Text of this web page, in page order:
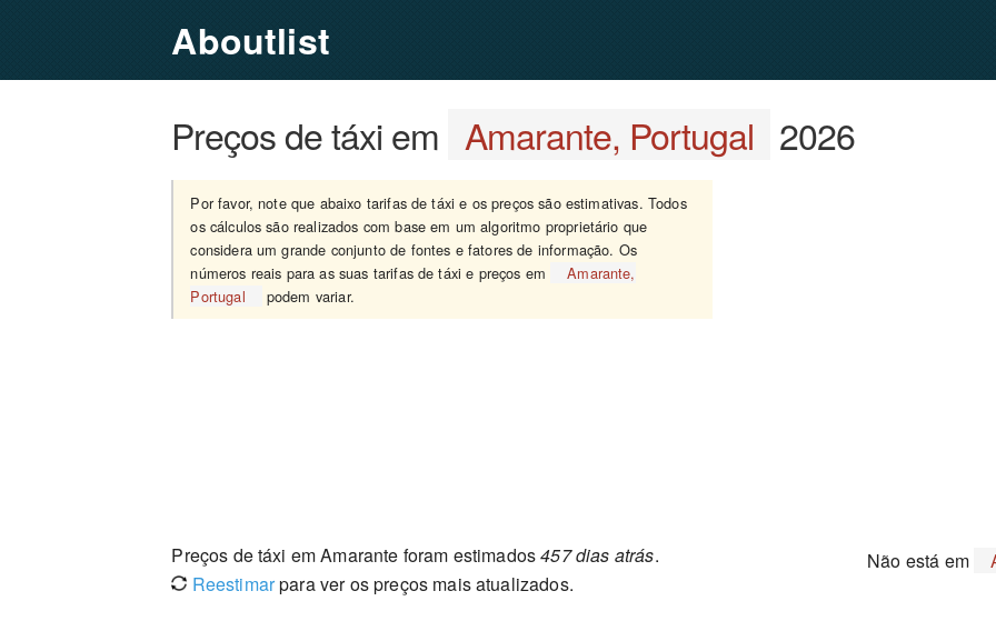
Aboutlist
Preços de táxi em Amarante, Portugal 2026
Por favor, note que abaixo tarifas de táxi e os preços são estimativas. Todos
os cálculos são realizados com base em um algoritmo proprietário que
considera um grande conjunto de fontes e fatores de informação. Os
números reais para as suas tarifas de táxi e preços em
Amarante,
Portugal
podem variar.
Preços de táxi em Amarante foram estimados457 dias atrás.
Reestimarpara ver os preços mais atualizados.
Não está em